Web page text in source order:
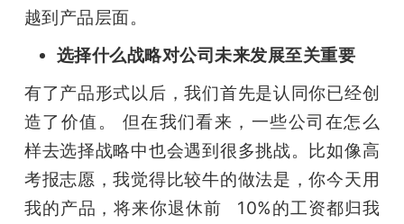
越到产品层面。
选择什么战略对公司未来发展至关重要
有了产品形式以后，我们首先是认同你已经创
造了价值。 但在我们看来，一些公司在怎么
样去选择战略中也会遇到很多挑战。比如像高
考报志愿，我觉得比较牛的做法是，你今天用
我的产品，将来你退休前   10%的工资都归我